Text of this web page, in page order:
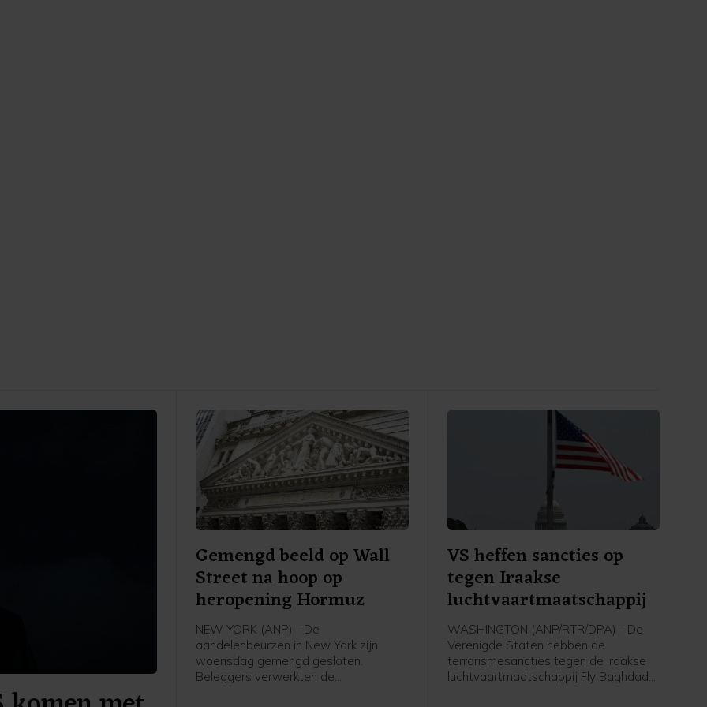
Gemengd beeld op Wall
Street na hoop op
heropening Hormuz
NEW YORK (ANP) - De
aandelenbeurzen in New York zijn
woensdag gemengd gesloten.
Beleggers verwerkten de
VS heffen sancties op
tegen Iraakse
luchtvaartmaatschappij
WASHINGTON (ANP/RTR/DPA) - De
Verenigde Staten hebben de
terrorismesancties tegen de Iraakse
luchtvaartmaatschappij Fly Baghdad